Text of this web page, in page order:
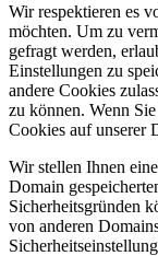
Wir respektieren es
möchten. Um zu
gefragt werden,
Einstellungen zu
andere Cookies
zu können. Wenn
Cookies auf unserer
Wir stellen Ihnen
Domain
Sicherheitsgründen
von anderen